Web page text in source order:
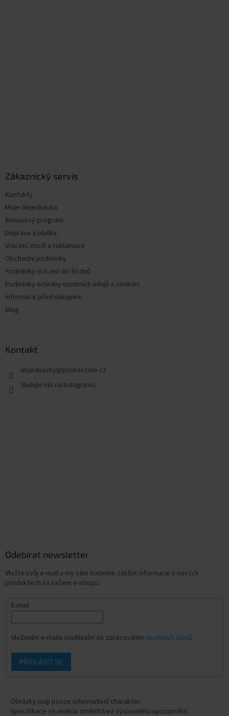
Zákaznický servis
Kontakty
Moje objednávka
Bonusový program
Doprava a platba
Vrácení zboží a reklamace
Obchodní podmínky
Podmínky vrácení do 30 dnů
Podmínky ochrany osobních údajů a cookies
Informace před nákupem
Blog
Kontakt
objednavky@prokonzole.cz
Odebírat newsletter
Vložte svůj e-mail a my vám budeme zasílat informace o nových
produktech na našem e-shopu.
E-mail
Vložením e-mailu souhlasím se zpracováním osobních údajů
PŘIHLÁSIT SE
Obrázky mají pouze informativní charakter.
Specifikace se mohou změnit bez výslovného upozornění.